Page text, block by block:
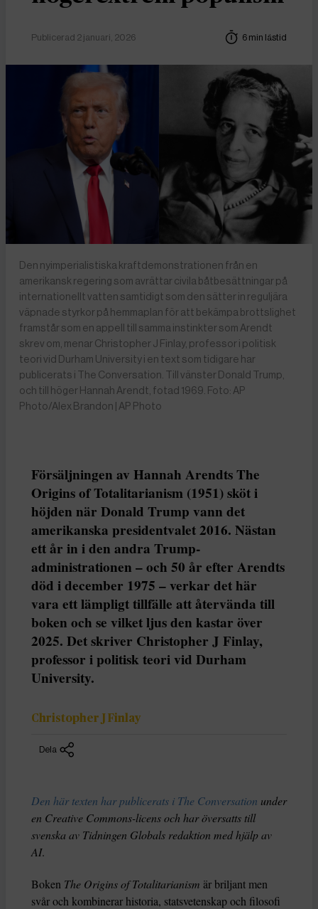
Publicerad 2 januari, 2026 6 min lästid
Den nyimperialistiska kraftdemonstrationen från en
amerikansk regering som avrättar civila båtbesättningar på
internationellt vatten samtidigt som den sätter in reguljära
väpnade styrkor på hemmaplan för att bekämpa brottslighet
framstår som en appell till samma instinkter som Arendt
skrev om, menar Christopher J Finlay, professor i politisk
teori vid Durham University i en text som tidigare har
publicerats i The Conversation. Till vänster Donald Trump,
och till höger Hannah Arendt, fotad 1969. Foto: AP
Photo/Alex Brandon | AP Photo
Försäljningen av Hannah Arendts The
Origins of Totalitarianism (1951) sköt i
höjden när Donald Trump vann det
amerikanska presidentvalet 2016. Nästan
ett år in i den andra Trump-
administrationen – och 50 år efter Arendts
död i december 1975 – verkar det här
vara ett lämpligt tillfälle att återvända till
boken och se vilket ljus den kastar över
2025. Det skriver Christopher J Finlay,
professor i politisk teori vid Durham
University.
Christopher J Finlay
Dela
Den här texten har publicerats i The Conversation under
en Creative Commons-licens och har översatts till
svenska av Tidningen Globals redaktion med hjälp av
AI.
Boken The Origins of Totalitarianism är briljant men
svår och kombinerar historia, statsvetenskap och filosofi